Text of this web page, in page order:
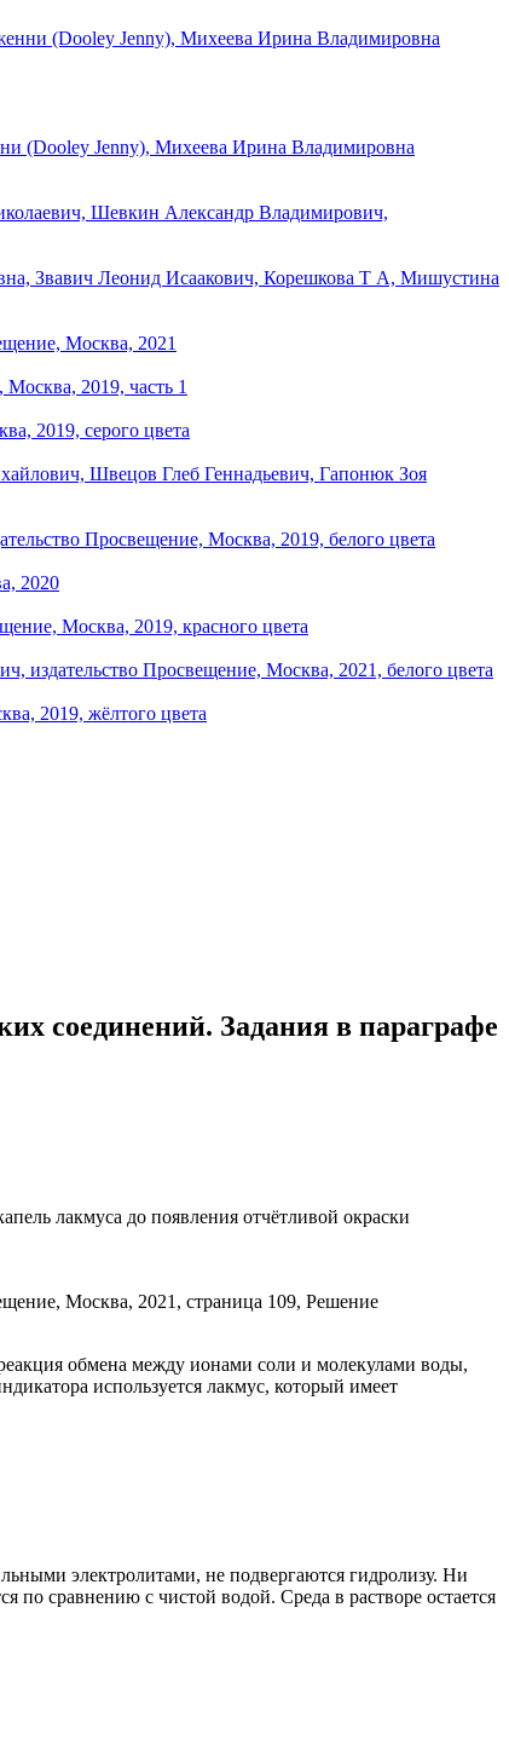
соединений. Задания в параграфе
лакмуса до появления отчётливой окраски
обмена между ионами соли и молекулами воды,
используется лакмус, который имеет
электролитами, не подвергаются гидролизу. Ни
сравнению с чистой водой. Среда в растворе остается